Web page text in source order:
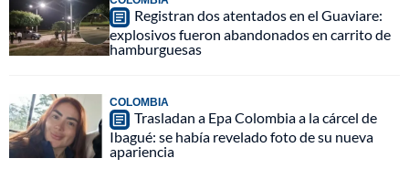
Registran dos atentados en el Guaviare:
explosivos fueron abandonados en carrito de
hamburguesas
COLOMBIA
Trasladan a Epa Colombia a la cárcel de
Ibagué: se había revelado foto de su nueva
apariencia